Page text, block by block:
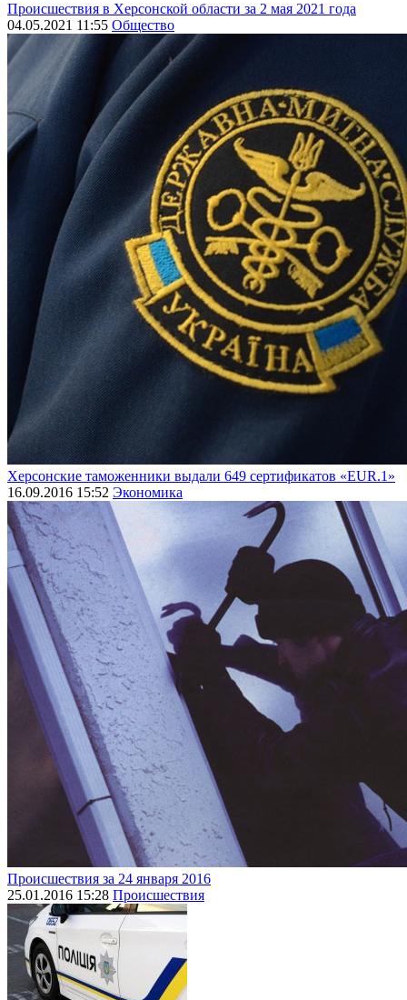
Происшествия в Херсонской области за 2 мая 2021 года
04.05.2021 11:55 Общество
Херсонские таможенники выдали 649 сертификатов «EUR.1»
16.09.2016 15:52 Экономика
Происшествия за 24 января 2016
25.01.2016 15:28 Происшествия